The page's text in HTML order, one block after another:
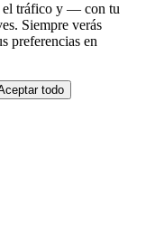
el tráfico y — con tu
Siempre verás
preferencias en
todo